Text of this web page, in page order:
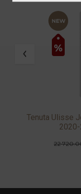
Tenuta Ulisse
22